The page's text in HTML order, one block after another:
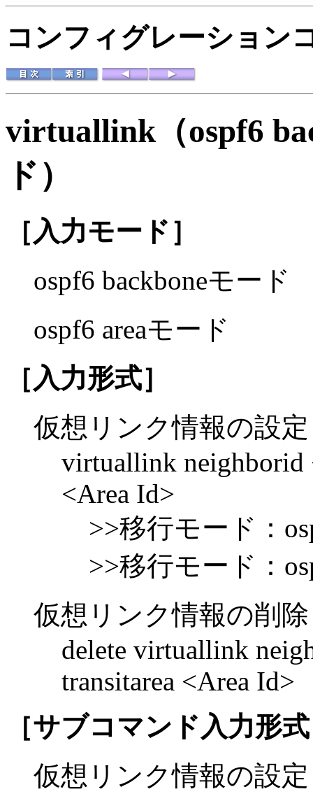
コンフィグレーション
virtuallink（ospf6
ド）
［入力モード］
ospf6 backboneモード
ospf6 areaモード
［入力形式］
仮想リンク情報の設
virtuallink neighborid
<Area Id>
>>移行モード：
>>移行モード：
仮想リンク情報の削除
delete virtuallink
transitarea <Area Id>
［サブコマンド入力形
仮想リンク情報の設